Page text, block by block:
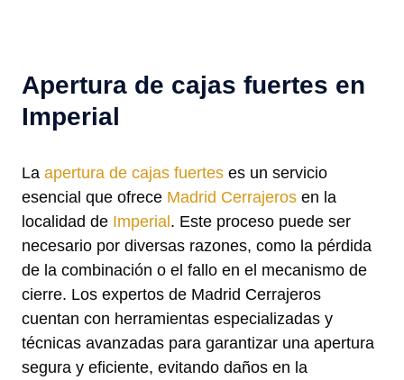
Apertura de cajas fuertes en
Imperial
La apertura de cajas fuertes es un servicio
esencial que ofrece Madrid Cerrajeros en la
localidad de Imperial . Este proceso puede ser
necesario por diversas razones, como la pérdida
de la combinación o el fallo en el mecanismo de
cierre. Los expertos de Madrid Cerrajeros
cuentan con herramientas especializadas y
técnicas avanzadas para garantizar una apertura
segura y eficiente, evitando daños en la